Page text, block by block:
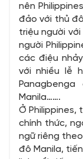
nên
đảo với thủ đô
triệu người
người
các điệu
với nhiều lễ
Manila…….
Ở Philippines,
chính thức,
ngữ riêng
đô Manila,